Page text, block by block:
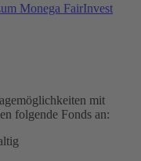
Monega FairInvest
mit
folgende Fonds an: